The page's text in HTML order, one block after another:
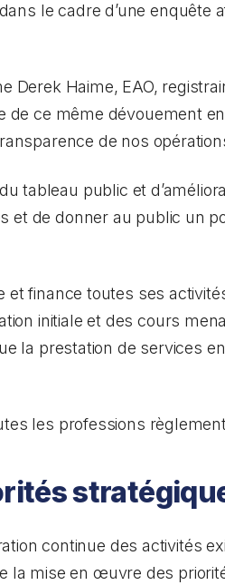
le cadre d’une enquête
Derek Haime, EAO,
de ce même dévouement
de nos
tableau public et
et de donner au public un
et finance toutes ses
initiale et des cours
la prestation de services
les professions
continue des activités
la mise en œuvre des